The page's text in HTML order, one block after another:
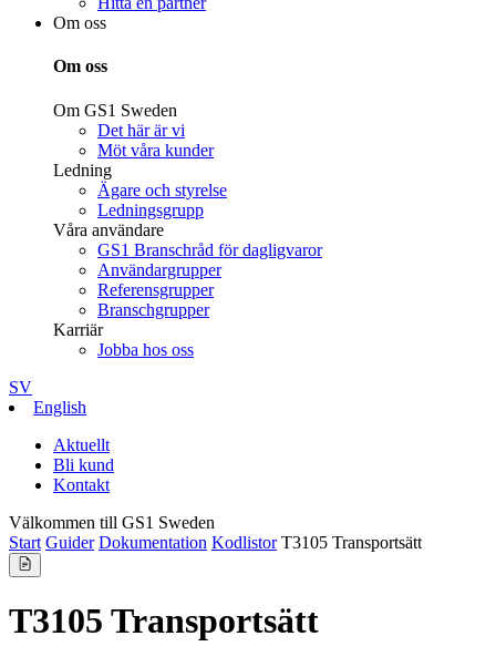
Om oss
Om oss
Om GS1 Sweden
Det här är vi
Möt våra kunder
Ledning
Ägare och styrelse
Ledningsgrupp
Våra användare
GS1 Branschråd för dagligvaror
Användargrupper
Referensgrupper
Branschgrupper
Karriär
Jobba hos oss
SV
English
Aktuellt
Bli kund
Kontakt
Välkommen till GS1 Sweden
Start Guider Dokumentation Kodlistor T3105 Transportsätt
T3105 Transportsätt